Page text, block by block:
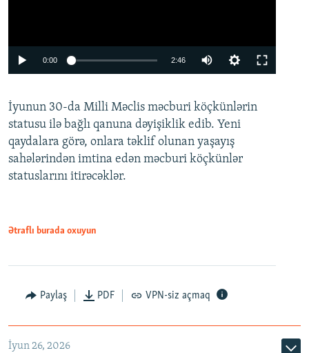
Auto 240p 360p 480p
720p 1080p
0:00 2:46
360p
480p
720p
İyunun 30-da Milli Məclis məcburi köçkünlərin
statusu ilə bağlı qanuna dəyişiklik edib. Yeni
qaydalara görə, onlara təklif olunan yaşayış
sahələrindən imtina edən məcburi köçkünlər
statuslarını itirəcəklər.
Ətraflı burada oxuyun
Paylaş PDF VPN-siz açmaq
İyun 26, 2026